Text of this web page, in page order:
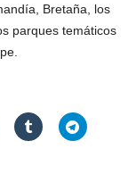
Bretaña, los
parques temáticos